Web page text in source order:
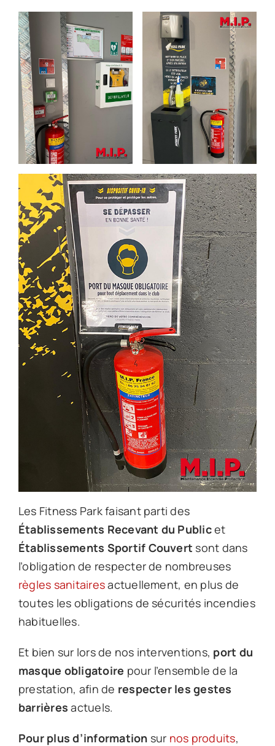
Les Fitness Park faisant parti des
Établissements Recevant du Publicet
Établissements Sportif Couvert sont dans
l’obligation de respecter de nombreuses
règles sanitairesactuellement, en plus de
toutes les obligations de sécurités incendies
habituelles.
Et bien sur lors de nos interventions, port du
masque obligatoire pour l’ensemble de la
prestation, afin de respecter les gestes
barrièresactuels.
Pour plus d’information sur nos produits,